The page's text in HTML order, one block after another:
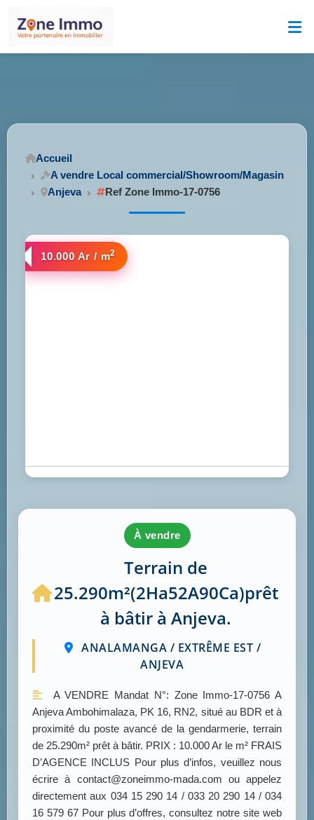
Accueil
A vendre Local commercial/Showroom/Magasin
Anjeva
Ref Zone Immo-17-0756
10.000 Ar / m2
à vendre
Terrain de
25.290m²(2Ha52A90Ca)prêt
à bâtir à Anjeva.
ANALAMANGA / EXTRÊME EST /
ANJEVA
A VENDRE Mandat N°: Zone Immo-17-0756 A
Anjeva Ambohimalaza, PK 16, RN2, situé au BDR et à
proximité du poste avancé de la gendarmerie, terrain
de 25.290m² prêt à bâtir. PRIX : 10.000 Ar le m² FRAIS
D’AGENCE INCLUS Pour plus d’infos, veuillez nous
écrire à contact@zoneimmo-mada.com ou appelez
directement aux 034 15 290 14 / 033 20 290 14 / 034
16 579 67 Pour plus d’offres, consultez notre site web